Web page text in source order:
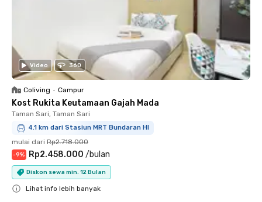
Video 360
Coliving • Campur
Kost Rukita Keutamaan Gajah Mada
Taman Sari, Taman Sari
4.1 km dari Stasiun MRT Bundaran HI
mulai dari Rp2.718.000
-9% Rp2.458.000 /bulan
Diskon sewa min. 12 Bulan
Lihat info lebih banyak